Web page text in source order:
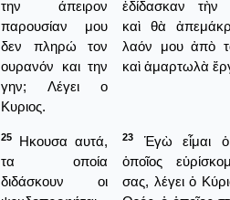
την άπειρον
παρουσίαν μου
δεν πληρώ τον
ουρανόν και την
γην; Λέγει ο
Κυριος.
ἐδίδασκαν τὴν
καὶ θὰ
λαόν μου ἀπὸ
καὶ ἁμαρτωλὰ
25
Ηκουσα αυτά,
τα οποία
διδάσκουν οι
23
Ἑγὼ εἶμαι
ὁποῖος
σας, λέγει ὁ